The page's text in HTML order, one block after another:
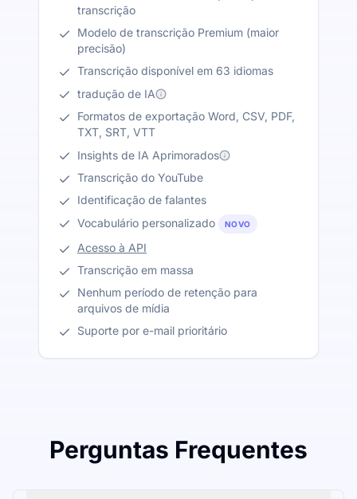
transcrição
Modelo de transcrição Premium (maior
precisão)
Transcrição disponível em 63 idiomas
tradução de IA
Formatos de exportação Word, CSV, PDF,
TXT, SRT, VTT
Insights de IA Aprimorados
Transcrição do YouTube
Identificação de falantes
Vocabulário personalizado
NOVO
Acesso à API
Transcrição em massa
Nenhum período de retenção para
arquivos de mídia
Suporte por e-mail prioritário
Perguntas Frequentes